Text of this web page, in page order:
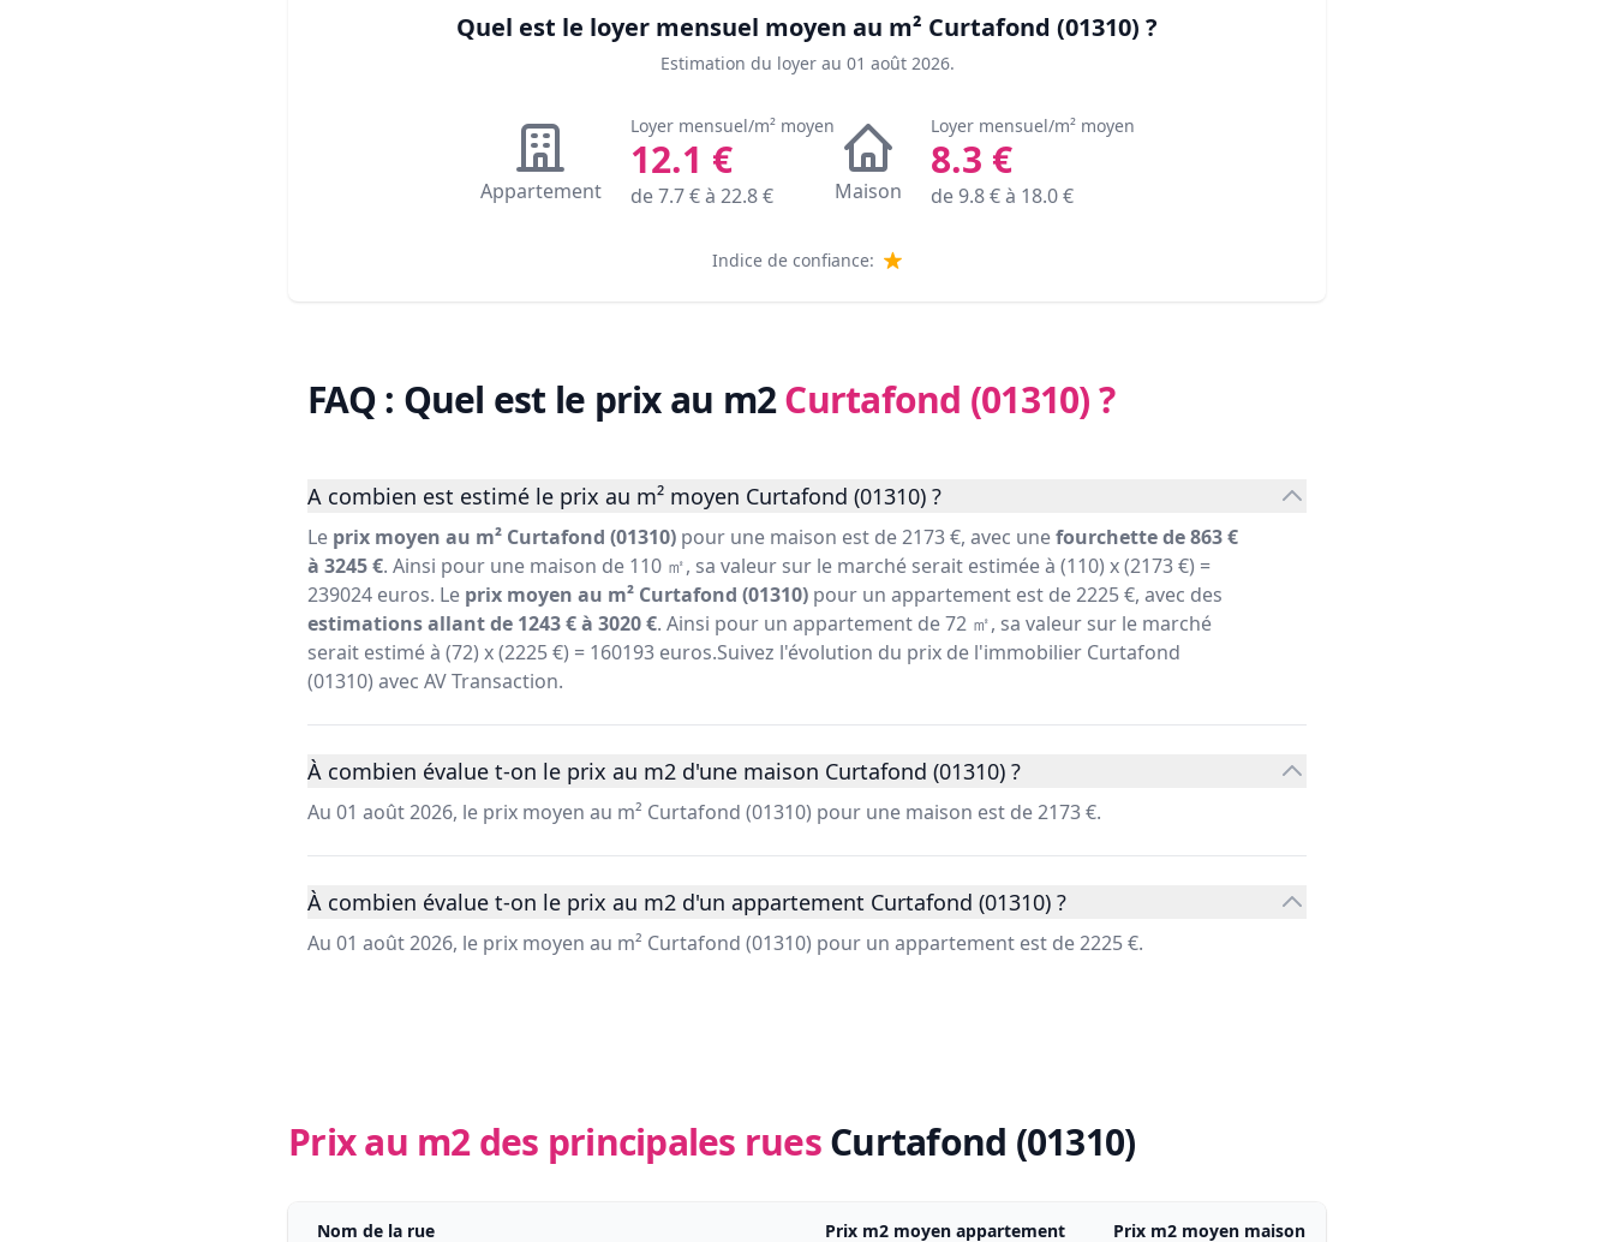
Quel est le loyer mensuel moyen au m² Curtafond (01310) ?
Estimation du loyer au 01 août 2026.
Appartement
Loyer mensuel/m² moyen
12.1 €
de7.7€ à 22.8€ Maison
Loyer mensuel/m² moyen
8.3 €
de9.8€ à 18.0€
Indice de confiance:
FAQ : Quel est le prix au m2Curtafond (01310)?
A combien est estimé le prix au m² moyen Curtafond (01310) ?
Le prix moyen au m² Curtafond (01310) pour une maison est de 2173 €, avec unefourchette de 863 €
à 3245 €. Ainsi pour une maison de 110 ㎡, sa valeur sur le marché serait estimée à (110) x (2173 €) =
239024 euros. Le prix moyen au m² Curtafond (01310) pour un appartement est de 2225 €, avec des
estimations allant de 1243 € à 3020 €. Ainsi pour un appartement de 72 ㎡, sa valeur sur le marché
serait estimé à (72) x (2225 €) = 160193 euros.Suivez l'évolution du prix de l'immobilier Curtafond
(01310) avec AV Transaction.
À combien évalue t-on le prix au m2 d'une maison Curtafond (01310) ?
Au 01 août 2026, le prix moyen au m² Curtafond (01310) pour une maison est de 2173 €.
À combien évalue t-on le prix au m2 d'un appartement Curtafond (01310) ?
Au 01 août 2026, le prix moyen au m² Curtafond (01310) pour un appartement est de 2225 €.
Prix au m2 des principales rues Curtafond (01310)
Nom de la rue Prix m2 moyen appartement Prix m2 moyen maison